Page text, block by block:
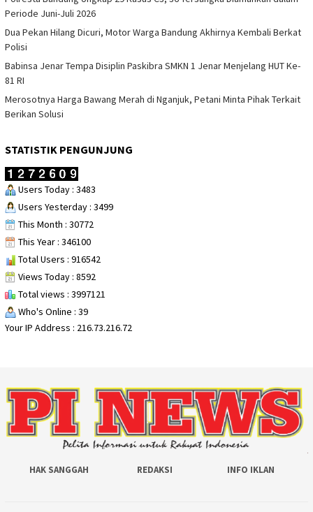
Periode Juni-Juli 2026
Dua Pekan Hilang Dicuri, Motor Warga Bandung Akhirnya Kembali Berkat
Polisi
Babinsa Jenar Tempa Disiplin Paskibra SMKN 1 Jenar Menjelang HUT Ke-
81 RI
Merosotnya Harga Bawang Merah di Nganjuk, Petani Minta Pihak Terkait
Berikan Solusi
STATISTIK PENGUNJUNG
Users Today : 3483
Users Yesterday : 3499
This Month : 30772
This Year : 346100
Total Users : 916542
Views Today : 8592
Total views : 3997121
Who's Online : 39
Your IP Address : 216.73.216.72
HAK SANGGAH REDAKSI INFO IKLAN